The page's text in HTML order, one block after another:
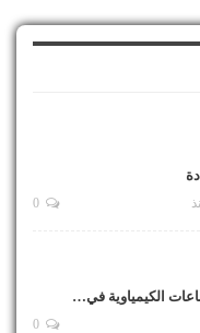
الكيمياوية في…